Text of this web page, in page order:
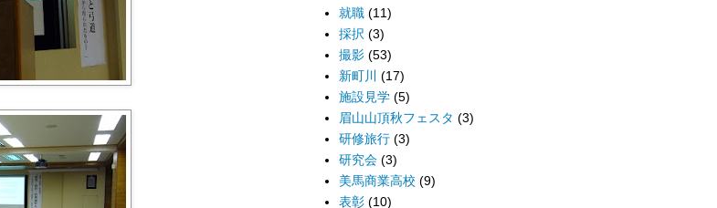
就職 (11)
採択 (3)
撮影 (53)
新町川 (17)
施設見学 (5)
眉山山頂秋フェスタ (3)
研修旅行 (3)
研究会 (3)
美馬商業高校 (9)
表彰 (10)